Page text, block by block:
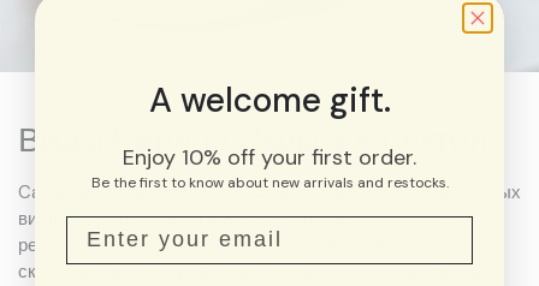
Виды Чёрной Икры в Монктон
CaviarHub предлагает 10 различных, тщательно отобранных
видов осетровой икры в Канаде, многие из которых вы
редко найдёте в местных магазинах, поскольку это
скоропортящиеся продукты, которые дорого содержать в
A welcome gift.
Enjoy 10% off your first order.
Be the first to know about new arrivals and restocks.